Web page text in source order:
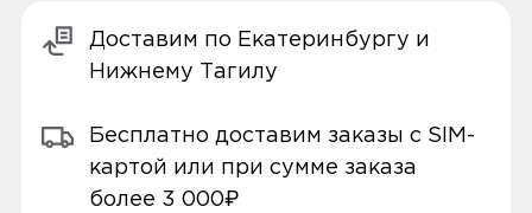
Доставим по Екатеринбургу и
Нижнему Тагилу
Бесплатно доставим заказы с SIM-
картой или при сумме заказа
более 3 000₽